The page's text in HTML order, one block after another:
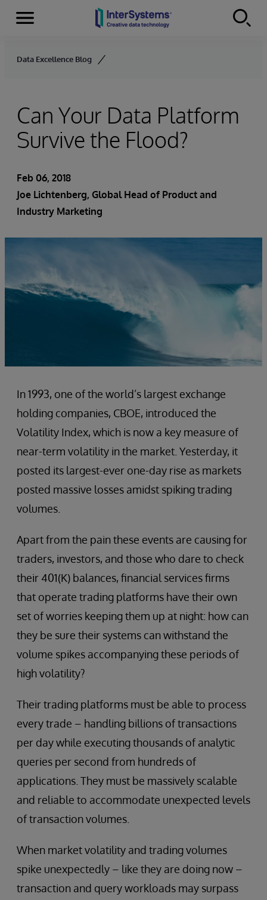
Skip to content
Menu
Data Excellence Blog
Can Your Data Platform
Survive the Flood?
Feb 06, 2018
Joe Lichtenberg, Global Head of Product and
Industry Marketing
In 1993, one of the world’s largest exchange
holding companies, CBOE, introduced the
Volatility Index, which is now a key measure of
near-term volatility in the market. Yesterday, it
posted its largest-ever one-day rise as markets
posted massive losses amidst spiking trading
volumes.
Apart from the pain these events are causing for
traders, investors, and those who dare to check
their 401(K) balances, financial services firms
that operate trading platforms have their own
set of worries keeping them up at night: how can
they be sure their systems can withstand the
volume spikes accompanying these periods of
high volatility?
Their trading platforms must be able to process
every trade – handling billions of transactions
per day while executing thousands of analytic
queries per second from hundreds of
applications. They must be massively scalable
and reliable to accommodate unexpected levels
of transaction volumes.
When market volatility and trading volumes
spike unexpectedly – like they are doing now –
transaction and query workloads may surpass